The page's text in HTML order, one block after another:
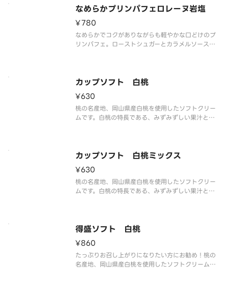
なめらかプリンパフェロレーヌ岩塩
¥780
なめらかでコクがありながらも軽やかな口どけのプ
リンパフェ。ローストシュガーとカラメルソースに
カップソフト 白桃
¥630
桃の名産地、岡山県産白桃を使用したソフトクリー
ムです。白桃の特長である、みずみずしい果汁と上
カップソフト 白桃ミックス
¥630
桃の名産地、岡山県産白桃を使用したソフトクリー
ムです。白桃の特長である、みずみずしい果汁と上
得盛ソフト 白桃
¥860
たっぷりお召し上がりになりたい方にお勧め！桃の
名産地、岡山県産白桃を使用したソフトクリームで